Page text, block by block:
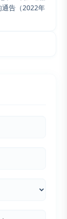
告（2022年